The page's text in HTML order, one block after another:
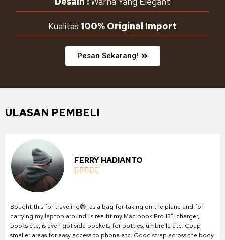
Kualitas 100% Original Import
Pesan Sekarang!
ULASAN PEMBELI
FERRY HADIANTO
    
Bought this for traveling😁, as a bag for taking on the plane and for
carrying my laptop around. Is rea fit my Mac book Pro 13″, charger,
books etc, is even got side pockets for bottles, umbrella etc. Coup
smaller areas for easy access to phone etc. Good strap across the body